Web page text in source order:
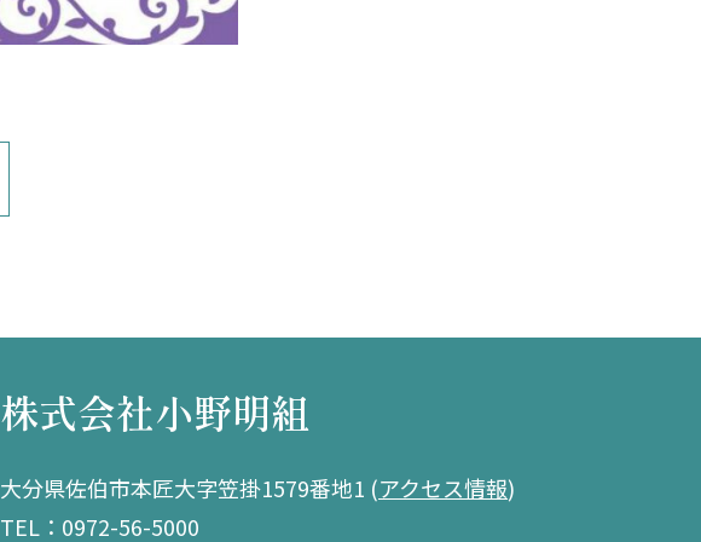
株式会社小野明組
大分県佐伯市本匠大字笠掛1579番地1 (アクセス情報)
TEL：0972-56-5000